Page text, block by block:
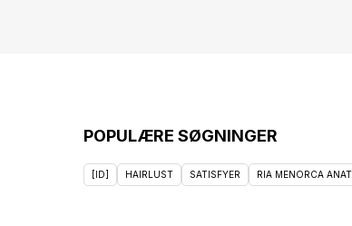
POPULÆRE SØGNINGER
[ID] HAIRLUST SATISFYER RIA MENORCA